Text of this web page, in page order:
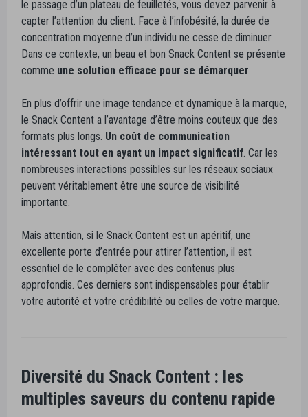
le passage d’un plateau de feuilletés, vous devez parvenir à
capter l’attention du client. Face à l’infobésité, la durée de
concentration moyenne d’un individu ne cesse de diminuer.
Dans ce contexte, un beau et bon Snack Content se présente
comme une solution efficace pour se démarquer.
En plus d’offrir une image tendance et dynamique à la marque,
le Snack Content a l’avantage d’être moins couteux que des
formats plus longs. Un coût de communication
intéressant tout en ayant un impact significatif. Car les
nombreuses interactions possibles sur les réseaux sociaux
peuvent véritablement être une source de visibilité
importante.
Mais attention, si le Snack Content est un apéritif, une
excellente porte d’entrée pour attirer l’attention, il est
essentiel de le compléter avec des contenus plus
approfondis. Ces derniers sont indispensables pour établir
votre autorité et votre crédibilité ou celles de votre marque.
Diversité du Snack Content : les
multiples saveurs du contenu rapide